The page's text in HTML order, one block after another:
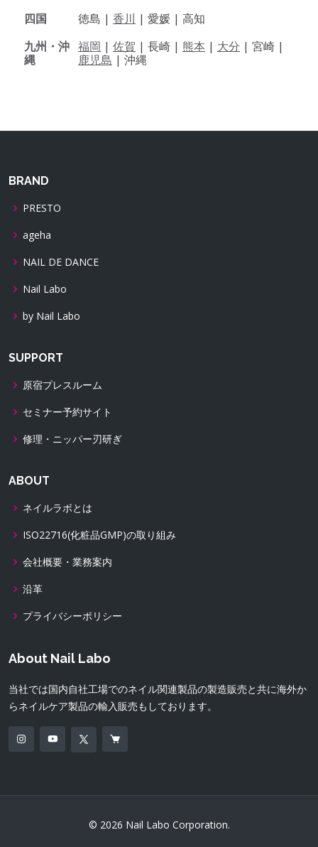
四国
徳島 | 香川 | 愛媛 | 高知
九州・沖
縄
福岡 | 佐賀 | 長崎 | 熊本 | 大分 | 宮崎 |
鹿児島 | 沖縄
BRAND
PRESTO
ageha
NAIL DE DANCE
Nail Labo
by Nail Labo
SUPPORT
原宿プレスルーム
セミナー予約サイト
修理・ニッパー刃研ぎ
ABOUT
ネイルラボとは
ISO22716(化粧品GMP)の取り組み
会社概要・業務案内
沿革
プライバシーポリシー
About Nail Labo
当社では国内自社工場でのネイル関連製品の製造販売と共に海外か
らネイルケア製品の輸入販売もしております。
© 2026 Nail Labo Corporation.